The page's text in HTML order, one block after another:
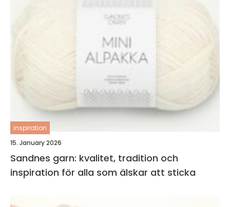
inspiration
15. January 2026
Sandnes garn: kvalitet, tradition och
inspiration för alla som älskar att sticka